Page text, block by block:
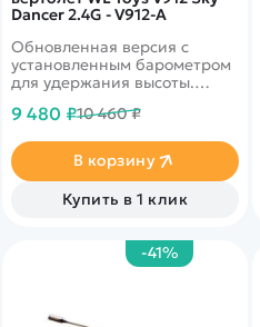
Dancer 2.4G - V912-A
Обновленная версия с
установленным барометром
для удержания высоты.
Коллекторный двигатель.
4-х канальное управление.
Прожектор для ночных
полетов. Гироскоп.
Устойчивость к несильному
9 480 ₽10 460 ₽
В корзину
Купить в 1 клик
-41%